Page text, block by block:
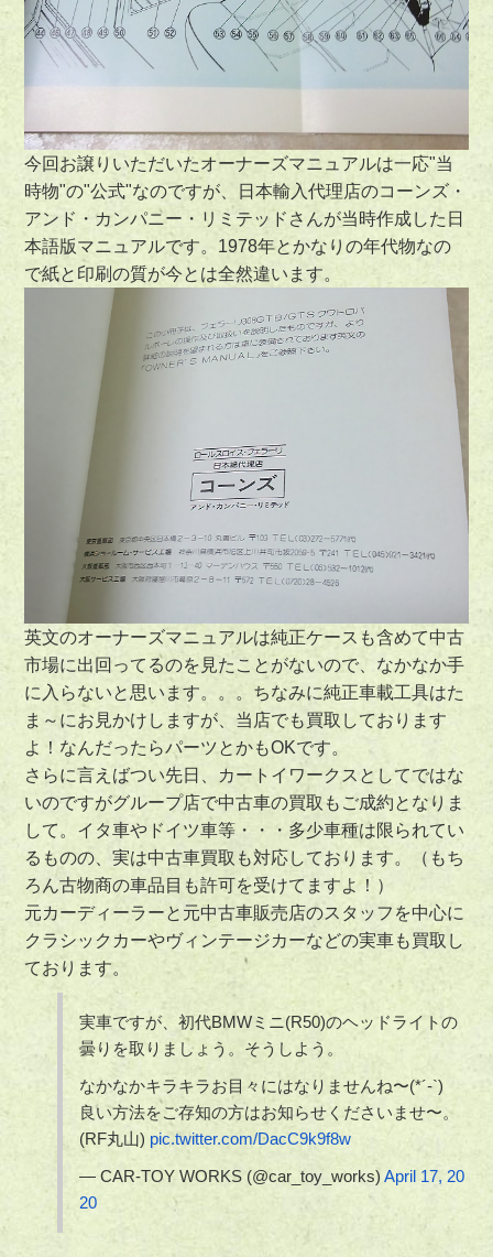
今回お譲りいただいたオーナーズマニュアルは一応"当
時物"の"公式"なのですが、日本輸入代理店のコーンズ・
アンド・カンパニー・リミテッドさんが当時作成した日
本語版マニュアルです。1978年とかなりの年代物なの
で紙と印刷の質が今とは全然違います。
英文のオーナーズマニュアルは純正ケースも含めて中古
市場に出回ってるのを見たことがないので、なかなか手
に入らないと思います。。。ちなみに純正車載工具はた
ま～にお見かけしますが、当店でも買取しております
よ！なんだったらパーツとかもOKです。
さらに言えばつい先日、カートイワークスとしてではな
いのですがグループ店で中古車の買取もご成約となりま
して。イタ車やドイツ車等・・・多少車種は限られてい
るものの、実は中古車買取も対応しております。（もち
ろん古物商の車品目も許可を受けてますよ！）
元カーディーラーと元中古車販売店のスタッフを中心に
クラシックカーやヴィンテージカーなどの実車も買取し
ております。
実車ですが、初代BMWミニ(R50)のヘッドライトの
曇りを取りましょう。そうしよう。
なかなかキラキラお目々にはなりませんね〜(*´-`)
良い方法をご存知の方はお知らせくださいませ〜。
(RF丸山) pic.twitter.com/DacC9k9f8w
— CAR-TOY WORKS (@car_toy_works)April 17, 20
20